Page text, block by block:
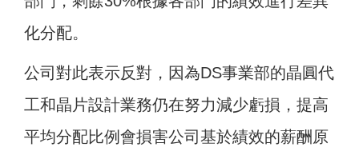
化分配。
公司對此表示反對，因為DS事業部的晶圓代
工和晶片設計業務仍在努力減少虧損，提高
平均分配比例會損害公司基於績效的薪酬原